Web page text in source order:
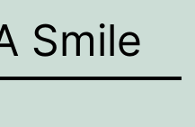
Smile